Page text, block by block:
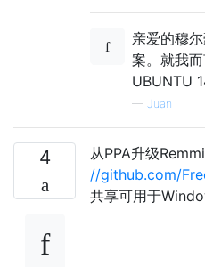
亲爱的穆
案。就我
UBUNTU
— Juan
4 从PPA升级
//github.com/
共享可用于